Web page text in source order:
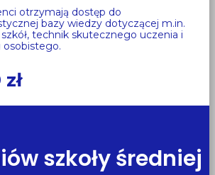
otrzymają dostęp do
bazy wiedzy dotyczącej m.in.
technik skutecznego uczenia i
osobistego.
szkoły średniej